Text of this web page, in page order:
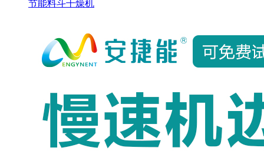
节能料斗干燥机